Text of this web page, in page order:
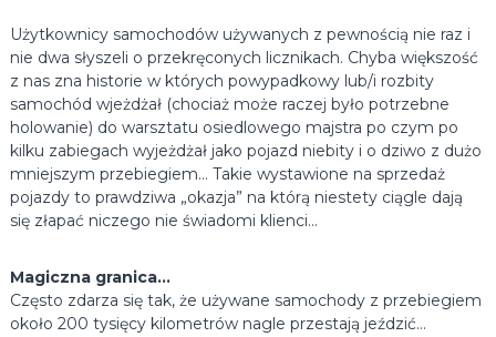
a
d
k
o
w
y
c
h
r
o
z
k
u
.
S
k
u
p
z
b
y
c
h
Użytkownicy samochodów używanych z pewnością nie raz i
nie dwa słyszeli o przekręconych licznikach. Chyba większość
z nas zna historie w których powypadkowy lub/i rozbity
samochód wjeżdżał (chociaż może raczej było potrzebne
holowanie) do warsztatu osiedlowego majstra po czym po
kilku zabiegach wyjeżdżał jako pojazd niebity i o dziwo z dużo
mniejszym przebiegiem… Takie wystawione na sprzedaż
pojazdy to prawdziwa „okazja” na którą niestety ciągle dają
się złapać niczego nie świadomi klienci…
Magiczna granica…
Często zdarza się tak, że używane samochody z przebiegiem
około 200 tysięcy kilometrów nagle przestają jeździć…